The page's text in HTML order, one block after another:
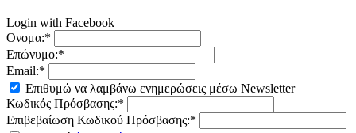
Login with Facebook
Ονομα:*
Επώνυμο:*
Email:*
Επιθυμώ να λαμβάνω ενημερώσεις μέσω Newsletter
Κωδικός Πρόσβασης:*
Επιβεβαίωση Κωδικού Πρόσβασης:*